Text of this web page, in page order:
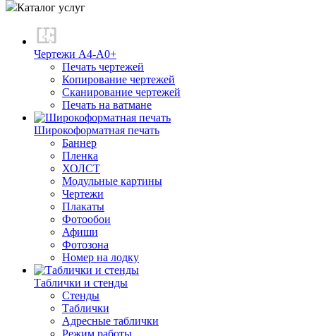
Каталог услуг
Чертежи А4-А0+
Печать чертежей
Копирование чертежей
Сканирование чертежей
Печать на ватмане
Широкоформатная печать
Баннер
Пленка
ХОЛСТ
Модульные картины
Чертежи
Плакаты
Фотообои
Афиши
Фотозона
Номер на лодку
Таблички и стенды
Стенды
Таблички
Адресные таблички
Режим работы